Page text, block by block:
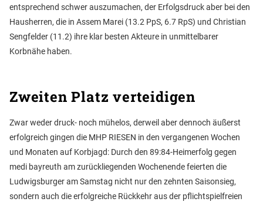
entsprechend schwer auszumachen, der Erfolgsdruck aber bei den
Hausherren, die in Assem Marei (13.2 PpS, 6.7 RpS) und Christian
Sengfelder (11.2) ihre klar besten Akteure in unmittelbarer
Korbnähe haben.
Zweiten Platz verteidigen
Zwar weder druck- noch mühelos, derweil aber dennoch äußerst
erfolgreich gingen die MHP RIESEN in den vergangenen Wochen
und Monaten auf Korbjagd: Durch den 89:84-Heimerfolg gegen
medi bayreuth am zurückliegenden Wochenende feierten die
Ludwigsburger am Samstag nicht nur den zehnten Saisonsieg,
sondern auch die erfolgreiche Rückkehr aus der pflichtspielfreien